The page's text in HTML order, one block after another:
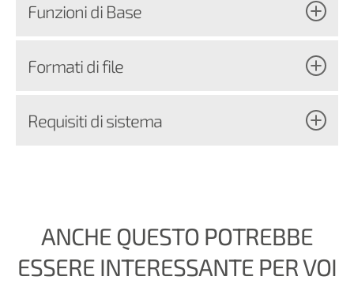
Funzioni di Base
Formati di file
Requisiti di sistema
ANCHE QUESTO POTREBBE
ESSERE INTERESSANTE PER VOI